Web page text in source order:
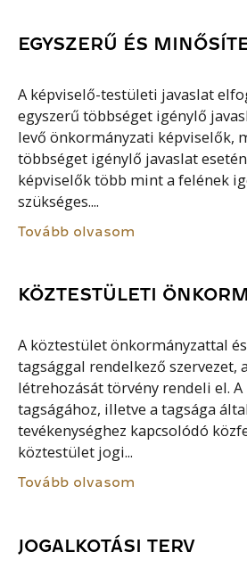
EGYSZERŰ ÉS
A képviselő-testületi javaslat
egyszerű többséget igénylő
levő önkormányzati képviselők,
többséget igénylő javaslat
képviselők több mint a felének
szükséges....
Tovább olvasom
KÖZTESTÜLETI
A köztestület önkormányzattal
tagsággal rendelkező szervezet,
létrehozását törvény rendeli el.
tagságához, illetve a tagsága
tevékenységhez kapcsolódó
köztestület jogi...
Tovább olvasom
JOGALKOTÁSI TERV